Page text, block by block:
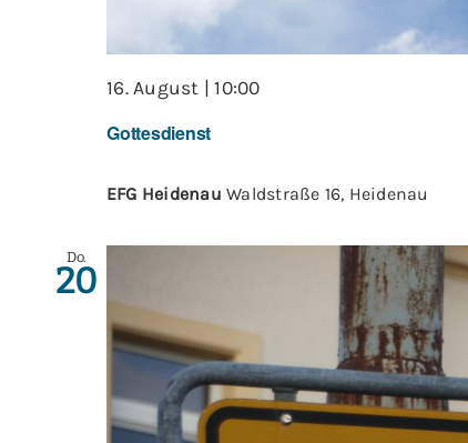
Gottesdienst
16. August | 10:00
EFG HeidenauWaldstraße 16, Heidenau
Do.
20